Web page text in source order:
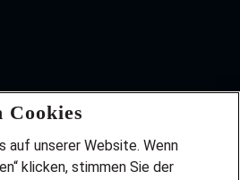
Cookies
auf unserer Website. Wenn
klicken, stimmen Sie der